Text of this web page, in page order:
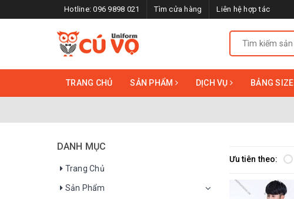
Hotline:096 9898 021 Tìm cửa hàng Liên hệ hợp tác
TRANG CHỦ SẢN PHẨM DỊCH VỤ BẢNG SIZE
Ưu tiên theo:
DANH MỤC
Trang Chủ
Sản Phẩm